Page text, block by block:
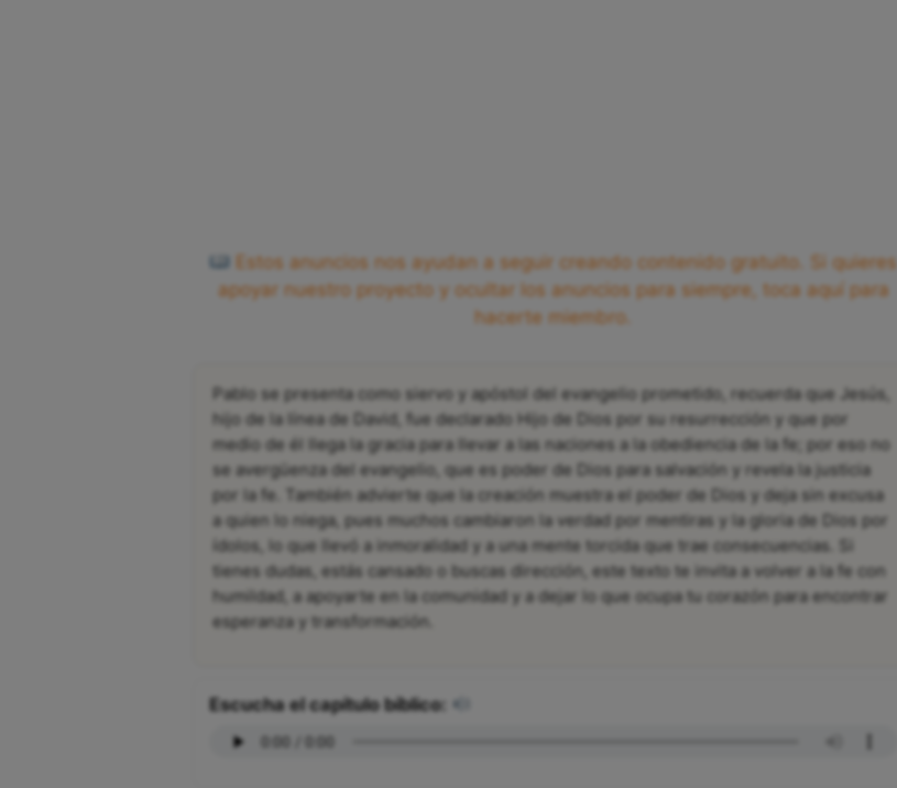
Estos anuncios nos ayudan a seguir creando contenido gratuito. Si quieres
apoyar nuestro proyecto y ocultar los anuncios para siempre, toca aquí para
hacerte miembro.
Pablo se presenta como siervo y apóstol del evangelio prometido, recuerda que Jesús,
hijo de la línea de David, fue declarado Hijo de Dios por su resurrección y que por
medio de él llega la gracia para llevar a las naciones a la obediencia de la fe; por eso no
se avergüenza del evangelio, que es poder de Dios para salvación y revela la justicia
por la fe. También advierte que la creación muestra el poder de Dios y deja sin excusa
a quien lo niega, pues muchos cambiaron la verdad por mentiras y la gloria de Dios por
ídolos, lo que llevó a inmoralidad y a una mente torcida que trae consecuencias. Si
tienes dudas, estás cansado o buscas dirección, este texto te invita a volver a la fe con
humildad, a apoyarte en la comunidad y a dejar lo que ocupa tu corazón para encontrar
esperanza y transformación.
Escucha el capítulo bíblico: